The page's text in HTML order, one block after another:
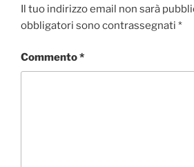
o
o
e
r
d
I
A
p
v
i
Il tuo indirizzo email non sarà
obbligatori sono contrassegnati *
Commento*